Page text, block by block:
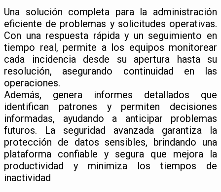
Una solución completa para la administración
eficiente de problemas y solicitudes operativas.
Con una respuesta rápida y un seguimiento en
tiempo real, permite a los equipos monitorear
cada incidencia desde su apertura hasta su
resolución, asegurando continuidad en las
operaciones.
Además, genera informes detallados que
identifican patrones y permiten decisiones
informadas, ayudando a anticipar problemas
futuros. La seguridad avanzada garantiza la
protección de datos sensibles, brindando una
plataforma confiable y segura que mejora la
productividad y minimiza los tiempos de
inactividad